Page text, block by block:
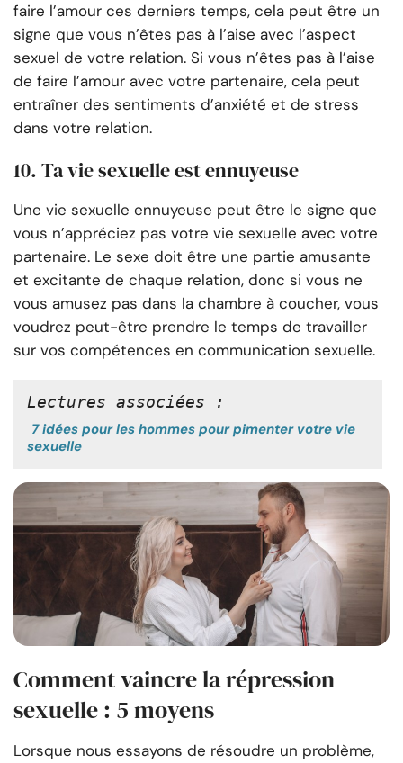
faire l’amour ces derniers temps, cela peut être un
signe que vous n’êtes pas à l’aise avec l’aspect
sexuel de votre relation. Si vous n’êtes pas à l’aise
de faire l’amour avec votre partenaire, cela peut
entraîner des sentiments d’anxiété et de stress
dans votre relation.
10. Ta vie sexuelle est ennuyeuse
Une vie sexuelle ennuyeuse peut être le signe que
vous n’appréciez pas votre vie sexuelle avec votre
partenaire. Le sexe doit être une partie amusante
et excitante de chaque relation, donc si vous ne
vous amusez pas dans la chambre à coucher, vous
voudrez peut-être prendre le temps de travailler
sur vos compétences en communication sexuelle.
Lectures associées :
7 idées pour les hommes pour pimenter votre vie
sexuelle
Comment vaincre la répression
sexuelle : 5 moyens
Lorsque nous essayons de résoudre un problème,